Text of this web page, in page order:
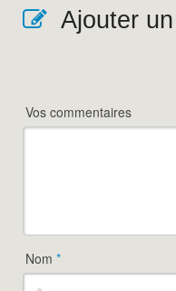
Ajouter
Vos commentaires
Nom*